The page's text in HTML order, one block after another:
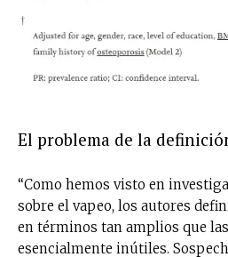
El problema de la
“Como hemos visto en
sobre el vapeo, los autores
en términos tan amplios que
esencialmente inútiles.